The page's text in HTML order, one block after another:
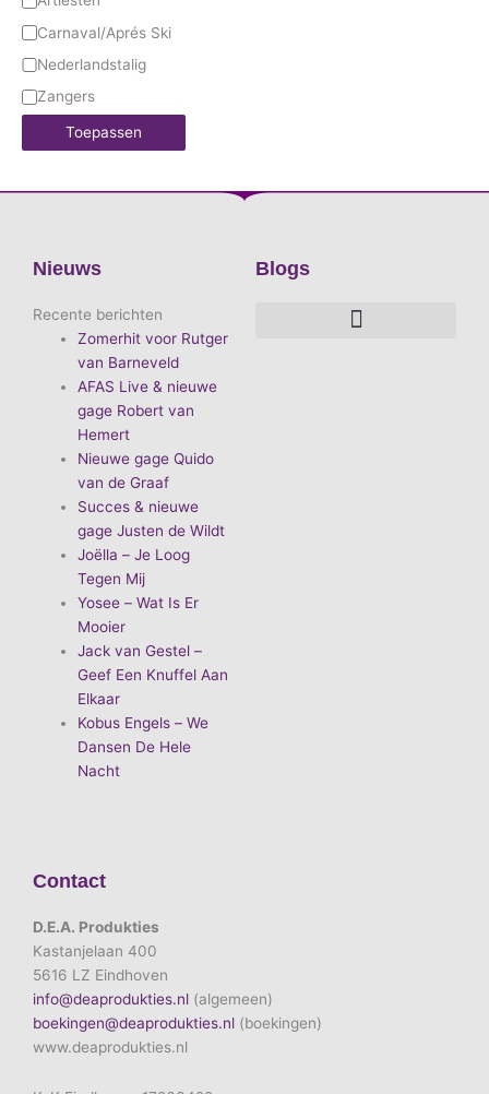
Carnaval/Aprés Ski
Nederlandstalig
Zangers
Toepassen
Nieuws
Recente berichten
Zomerhit voor Rutger
van Barneveld
AFAS Live & nieuwe
gage Robert van
Hemert
Nieuwe gage Quido
van de Graaf
Succes & nieuwe
gage Justen de Wildt
Joëlla – Je Loog
Tegen Mij
Yosee – Wat Is Er
Mooier
Jack van Gestel –
Geef Een Knuffel Aan
Elkaar
Kobus Engels – We
Dansen De Hele
Nacht
Blogs
Contact
D.E.A. Produkties
Kastanjelaan 400
5616 LZ Eindhoven
info@deaprodukties.nl (algemeen)
boekingen@deaprodukties.nl (boekingen)
www.deaprodukties.nl